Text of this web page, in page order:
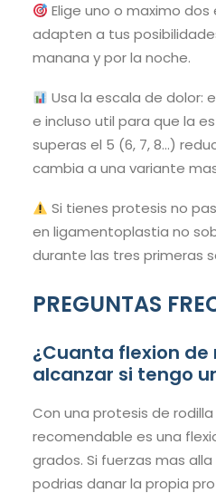
Elige uno o maximo
adapten a tus
manana y por la noche.
Usa la escala de dolor:
e incluso util para que la
superas el 5 (6, 7, 8…)
cambia a una variante
Si tienes protesis no
en ligamentoplastia no
durante las tres primeras
PREGUNTAS
¿Cuanta flexion
alcanzar si tengo
Con una protesis de
recomendable es una
grados. Si fuerzas mas
podrias danar la propia